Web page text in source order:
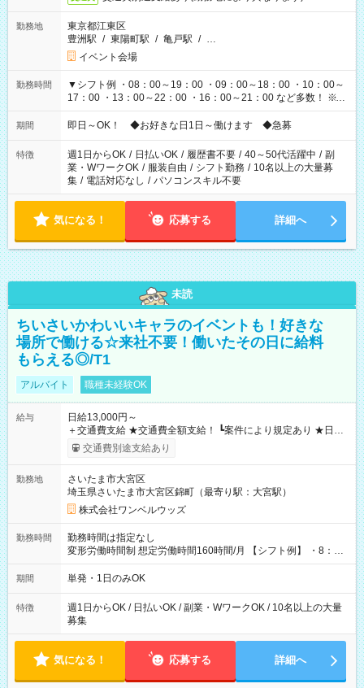
勤務地
東京都江東区
豊洲駅 / 東陽町駅 / 亀戸駅 / …
イベント会場
勤務時間
▼シフト例 ・08：00～19：00 ・09：00～18：00 ・10：00～
17：00 ・13：00～22：00 ・16：00～21：00 など多数！ ※お
仕事により勤務時間が異なります
期間 即日～OK！ ◆お好きな日1日～働けます ◆急募
特徴 週1日からOK / 日払いOK / 履歴書不要 / 40～50代活躍中 / 副
業・WワークOK / 服装自由 / シフト勤務 / 10名以上の大量募
集 / 電話対応なし / パソコンスキル不要
気になる！ 応募する 詳細へ
未読
ちいさいかわいいキャラのイベントも！好きな
場所で働ける☆来社不要！働いたその日に給料
もらえる◎/T1
アルバイト 職種未経験OK
給与
日給13,000円～
＋交通費支給 ★交通費全額支給！ ┗案件により規定あり ★日払
いOK！（規定あり） ┗働いたその日に現金GET♪ お仕事後はコ
ンビニATMから 日払い分を引き落とせます！ 【試用期間】試
交通費別途支給あり
勤務地
さいたま市大宮区
埼玉県さいたま市大宮区錦町（最寄り駅：大宮駅）
株式会社ワンベルウッズ
勤務時間
勤務時間は指定なし
変形労働時間制 想定労働時間160時間/月 【シフト例】 ・8：00
～21：00
期間 単発・1日のみOK
特徴
週1日からOK / 日払いOK / 副業・WワークOK / 10名以上の大量
募集
気になる！ 応募する 詳細へ